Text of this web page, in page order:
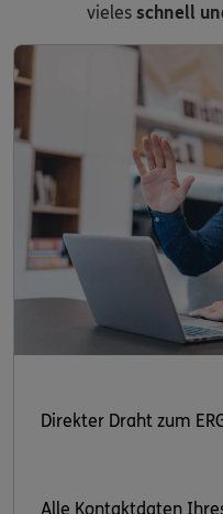
vieles schnell
Direkter Draht zum
Alle Kontaktdaten